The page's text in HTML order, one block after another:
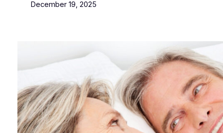
December 19, 2025